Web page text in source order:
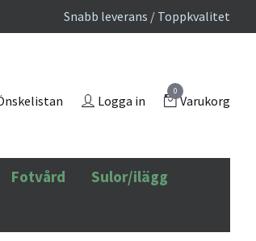
Snabb leverans / Toppkvalitet
Logga in
0
Varukorg
Fotvård
Sulor/ilägg